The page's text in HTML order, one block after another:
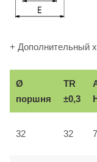
+ Дополнительный
Ø
поршня
TR
±0,3
32 32 7